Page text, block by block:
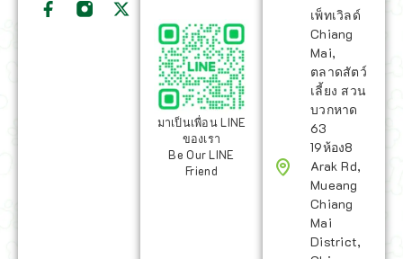
มาเป็นเพื่อน LINE
ของเรา
Be Our LINE
Friend
เพ็ทเวิลด์
Chiang
Mai,
ตลาดสัตว์
เลี้ยง สวน
บวกหาด
63
19ห้อง8
Arak Rd,
Mueang
Chiang
Mai
District,